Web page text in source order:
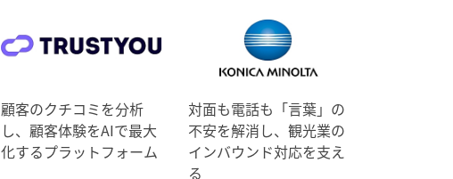
顧客のクチコミを分析
し、顧客体験をAIで最大
化するプラットフォーム
対面も電話も「言葉」の
不安を解消し、観光業の
インバウンド対応を支え
る